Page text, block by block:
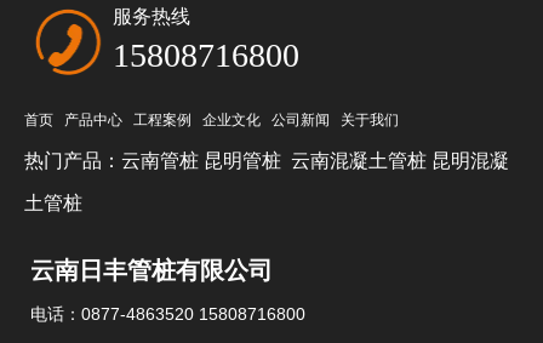
服务热线
15808716800
首页 产品中心 工程案例 企业文化 公司新闻 关于我们
热门产品： 云南管桩 昆明管桩 云南混凝土管桩 昆明混凝
土管桩
云南日丰管桩有限公司
电话：0877-4863520 15808716800